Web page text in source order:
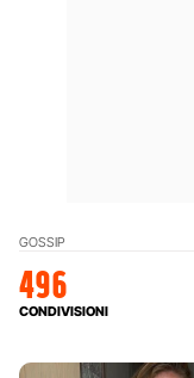
GOSSIP
496
CONDIVISIONI